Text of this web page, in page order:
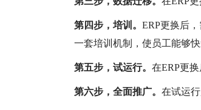
第四步，培训。 ERP更换后
一套培训机制，使员工能够
第五步，试运行。 在ERP更
第六步，全面推广。 在试运